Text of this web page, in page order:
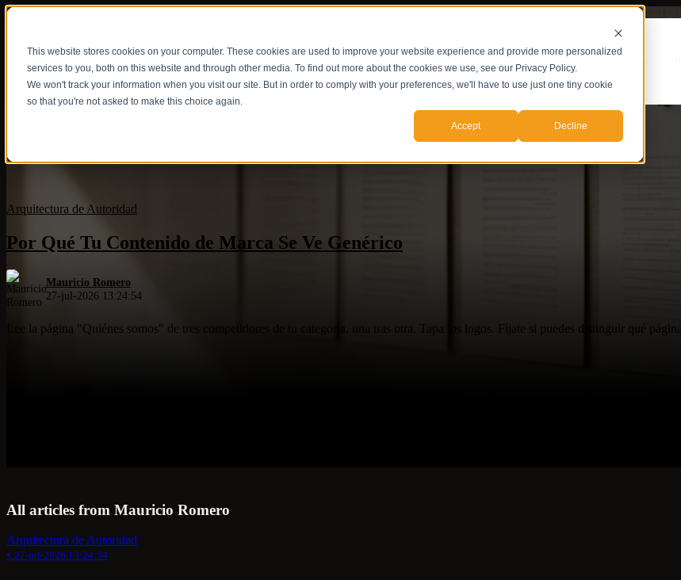
This website stores cookies on your computer. These cookies are used to improve your website experience and provide more personalized
services to you, both on this website and through other media. To find out more about the cookies we use, see our Privacy Policy.
We won't track your information when you visit our site. But in order to comply with your preferences, we'll have to use just one tiny cookie
so that you're not asked to make this choice again.
Accept Decline
Show submenu for Servicios Servicios Casos de Estudio
Arquitectura de Autoridad
Por Qué Tu Contenido de Marca Se Ve Genérico
Mauricio Romero
27-jul-2026 13:24:54
Lee la página "Quiénes somos" de tres competidores de tu categoría, una tras otra. Tapa los logos. Fíjate si puedes distinguir qué
All articles from Mauricio Romero
Arquitectura de Autoridad
• 27-jul-2026 13:24:54